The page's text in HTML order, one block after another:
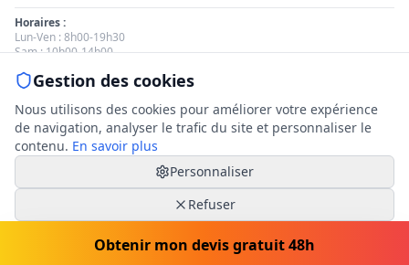
Horaires :
Lun-Ven : 8h00-19h30
Sam : 10h00-14h00
Nous contacter
© 2025 Le Solarman. Tous droits réservés.
Politique de cookies
Politique de confidentialité
Obtenir mon devis gratuit 48h
Gestion des cookies
Nous utilisons des cookies pour améliorer votre expérience
de navigation, analyser le trafic du site et personnaliser le
contenu. En savoir plus
Personnaliser
Refuser
Accepter tout